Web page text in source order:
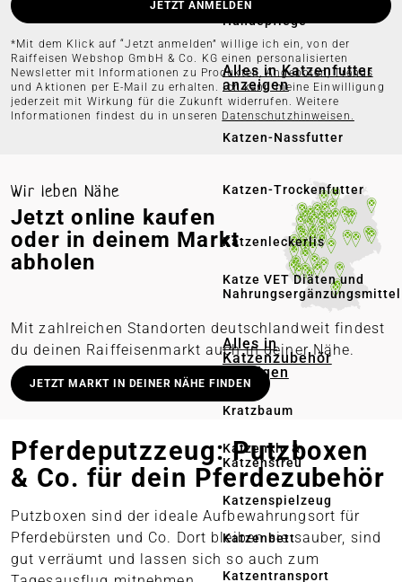
Hundepflege
Alles in Katzenfutter
anzeigen
Katzen-Nassfutter
Katzen-Trockenfutter
Katzenleckerlis
Katze VET Diäten und
Nahrungsergänzungsmittel
Alles in
Katzenzubehör
anzeigen
Kratzbaum
Katzenklo &
Katzenstreu
Katzenspielzeug
Katzenbett
Katzentransport
JETZT ANMELDEN
*Mit dem Klick auf “Jetzt anmelden” willige ich ein, von der
Raiffeisen Webshop GmbH & Co. KG einen personalisierten
Newsletter mit Informationen zu Produkten, Angeboten, Trends
und Aktionen per E-Mail zu erhalten. Ich kann meine Einwilligung
jederzeit mit Wirkung für die Zukunft widerrufen. Weitere
Informationen findest du in unseren Datenschutzhinweisen.
Wir leben Nähe
Jetzt online kaufen
oder in deinem Markt
abholen
Mit zahlreichen Standorten deutschlandweit findest
du deinen Raiffeisenmarkt auch in deiner Nähe.
Deutschlandweit stationäre Märkte
Lieferung in deinen Wunschmarkt
Online bestellen – regional abholen
JETZT MARKT IN DEINER NÄHE FINDEN
Pferdeputzzeug: Putzboxen
& Co. für dein Pferdezubehör
Putzboxen sind der ideale Aufbewahrungsort für
Pferdebürsten und Co. Dort bleiben sie sauber, sind
gut verräumt und lassen sich so auch zum